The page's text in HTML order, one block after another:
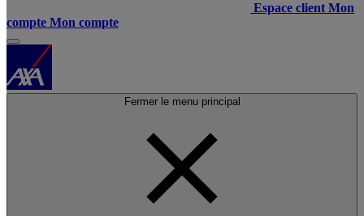
Espace client Mon
compte Mon compte
Fermer le menu principal